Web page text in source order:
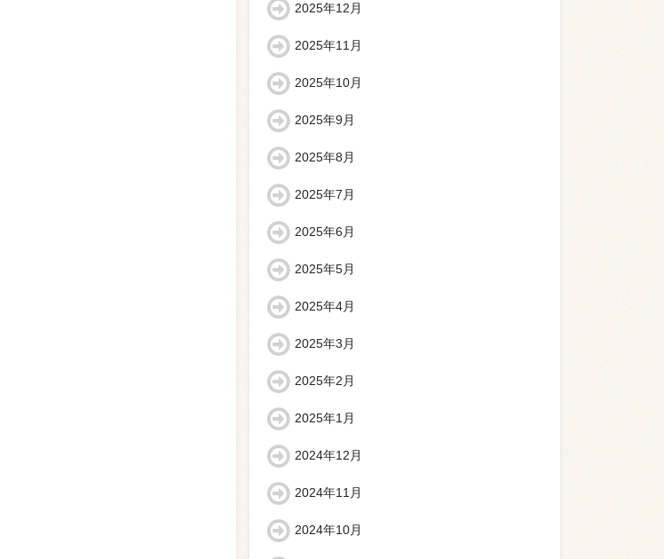
2025年12月
2025年11月
2025年10月
2025年9月
2025年8月
2025年7月
2025年6月
2025年5月
2025年4月
2025年3月
2025年2月
2025年1月
2024年12月
2024年11月
2024年10月